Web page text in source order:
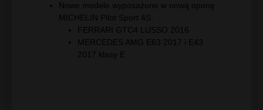
Nowe modele wyposażone w nową oponę
MICHELIN Pilot Sport 4S:
FERRARI GTC4 LUSSO 2016
MERCEDES AMG E63 2017 i E43
2017 klasy E